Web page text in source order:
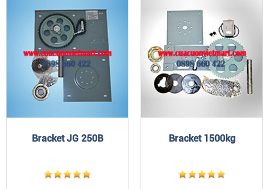
Bracket JG 250B Bracket 1500kg